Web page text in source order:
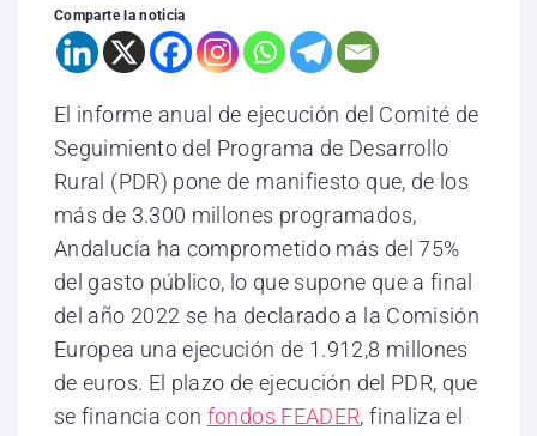
Comparte la noticia
El informe anual de ejecución del Comité de
Seguimiento del Programa de Desarrollo
Rural (PDR) pone de manifiesto que, de los
más de 3.300 millones programados,
Andalucía ha comprometido más del 75%
del gasto público, lo que supone que a final
del año 2022 se ha declarado a la Comisión
Europea una ejecución de 1.912,8 millones
de euros. El plazo de ejecución del PDR, que
se financia con fondos FEADER, finaliza el